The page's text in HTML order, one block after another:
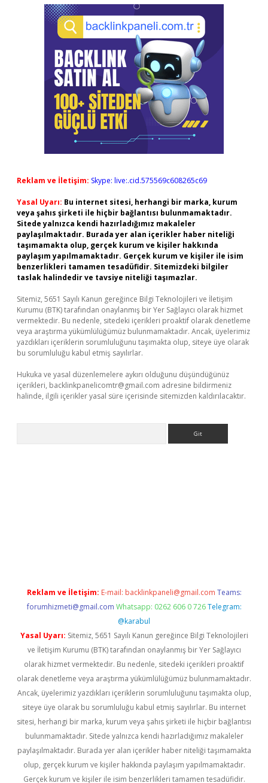
Reklam ve İletişim: Skype: live:.cid.575569c608265c69
Yasal Uyarı: Bu internet sitesi, herhangi bir marka, kurum
veya şahıs şirketi ile hiçbir bağlantısı bulunmamaktadır.
Sitede yalnızca kendi hazırladığımız makaleler
paylaşılmaktadır. Burada yer alan içerikler haber niteliği
taşımamakta olup, gerçek kurum ve kişiler hakkında
paylaşım yapılmamaktadır. Gerçek kurum ve kişiler ile isim
benzerlikleri tamamen tesadüfidir. Sitemizdeki bilgiler
taslak halindedir ve tavsiye niteliği taşımazlar.
Sitemiz, 5651 Sayılı Kanun gereğince Bilgi Teknolojileri ve İletişim
Kurumu (BTK) tarafından onaylanmış bir Yer Sağlayıcı olarak hizmet
vermektedir. Bu nedenle, sitedeki içerikleri proaktif olarak denetleme
veya araştırma yükümlülüğümüz bulunmamaktadır. Ancak, üyelerimiz
yazdıkları içeriklerin sorumluluğunu taşımakta olup, siteye üye olarak
bu sorumluluğu kabul etmiş sayılırlar.
Hukuka ve yasal düzenlemelere aykırı olduğunu düşündüğünüz
içerikleri, backlinkpanelicomtr@gmail.com adresine bildirmeniz
halinde, ilgili içerikler yasal süre içerisinde sitemizden kaldırılacaktır.
Reklam ve İletişim: E-mail: backlinkpaneli@gmail.com Teams:
forumhizmeti@gmail.com Whatsapp: 0262 606 0 726 Telegram:
@karabul
Yasal Uyarı: Sitemiz, 5651 Sayılı Kanun gereğince Bilgi Teknolojileri
ve İletişim Kurumu (BTK) tarafından onaylanmış bir Yer Sağlayıcı
olarak hizmet vermektedir. Bu nedenle, sitedeki içerikleri proaktif
olarak denetleme veya araştırma yükümlülüğümüz bulunmamaktadır.
Ancak, üyelerimiz yazdıkları içeriklerin sorumluluğunu taşımakta olup,
siteye üye olarak bu sorumluluğu kabul etmiş sayılırlar. Bu internet
sitesi, herhangi bir marka, kurum veya şahıs şirketi ile hiçbir bağlantısı
bulunmamaktadır. Sitede yalnızca kendi hazırladığımız makaleler
paylaşılmaktadır. Burada yer alan içerikler haber niteliği taşımamakta
olup, gerçek kurum ve kişiler hakkında paylaşım yapılmamaktadır.
Gerçek kurum ve kişiler ile isim benzerlikleri tamamen tesadüfidir.